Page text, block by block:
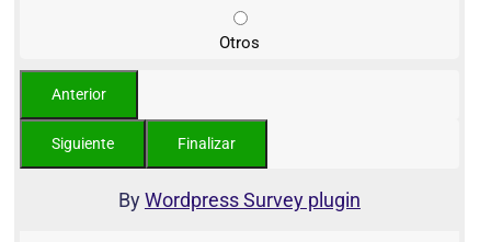
Otros
ByWordpress Survey plugin